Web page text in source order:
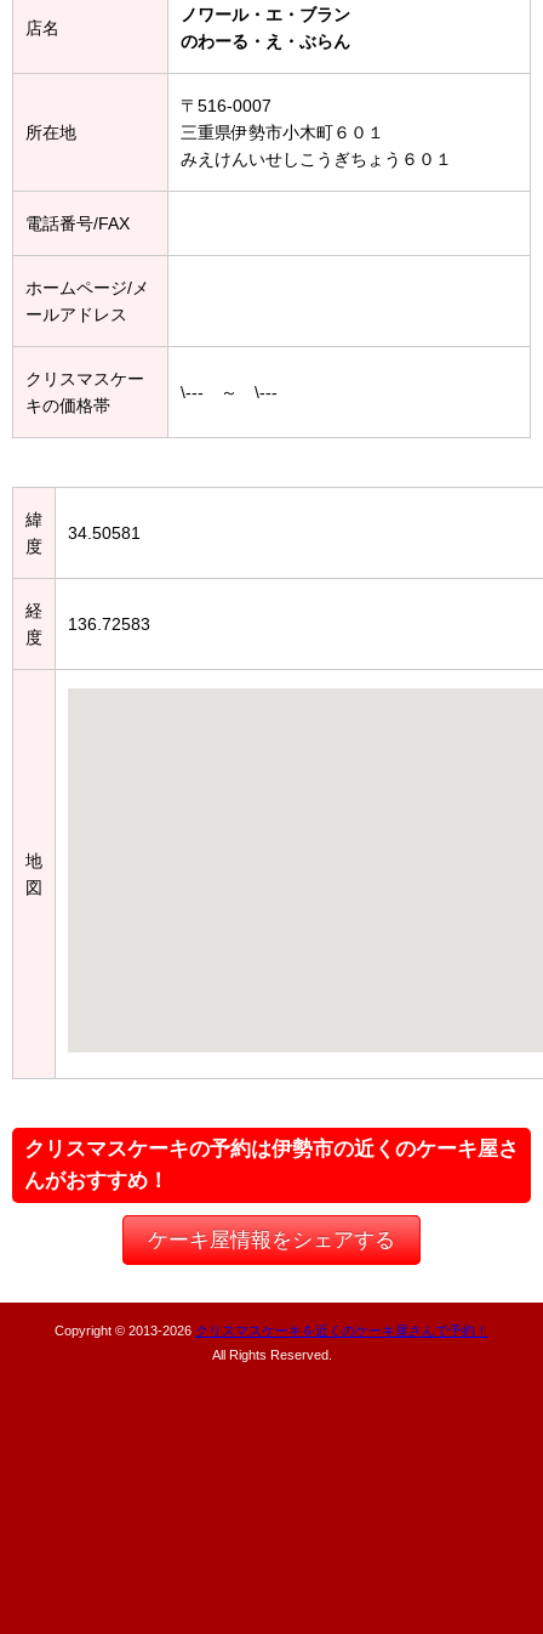
店名
ノワール・エ・ブラン
のわーる・え・ぶらん
所在地
〒516-0007
三重県伊勢市小木町６０１
みえけんいせしこうぎちょう６０１
電話番号/FAX
ホームページ/メ
ールアドレス
クリスマスケー
キの価格帯
\--- ～ \---
緯
度
34.50581
経
度
136.72583
地
図
クリスマスケーキの予約は伊勢市の近くのケーキ屋さ
んがおすすめ！
ケーキ屋情報をシェアする
Copyright © 2013-2026 クリスマスケーキを近くのケーキ屋さんで予約！
All Rights Reserved.